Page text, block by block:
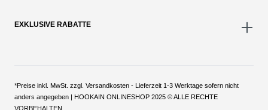
EXKLUSIVE RABATTE
*Preise inkl. MwSt. zzgl. Versandkosten - Lieferzeit 1-3 Werktage sofern nicht
anders angegeben | HOOKAIN ONLINESHOP 2025 © ALLE RECHTE
VORBEHALTEN